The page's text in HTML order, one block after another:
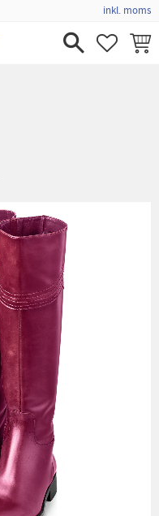
inkl. moms